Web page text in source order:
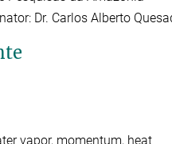
Dr. Carlos Alberto
vapor, momentum, heat